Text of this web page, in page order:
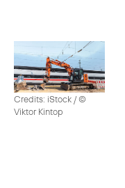
Credits: iStock / ©
Viktor Kintop